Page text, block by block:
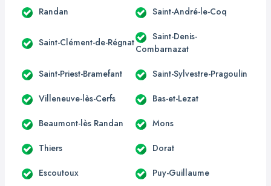
Randan Saint-André-le-Coq
Saint-Clément-de-Régnat
Saint-Denis-
Combarnazat
Saint-Priest-Bramefant Saint-Sylvestre-Pragoulin
Villeneuve-lès-Cerfs Bas-et-Lezat
Beaumont-lès Randan Mons
Thiers Dorat
Escoutoux Puy-Guillaume